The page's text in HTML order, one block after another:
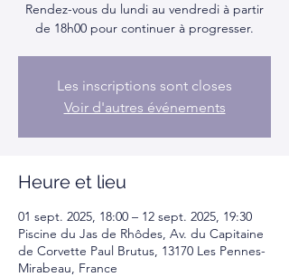
Rendez-vous du lundi au vendredi à partir
de 18h00 pour continuer à progresser.
Les inscriptions sont closes
Voir d'autres événements
Heure et lieu
01 sept. 2025, 18:00 – 12 sept. 2025, 19:30
Piscine du Jas de Rhôdes, Av. du Capitaine
de Corvette Paul Brutus, 13170 Les Pennes-
Mirabeau, France